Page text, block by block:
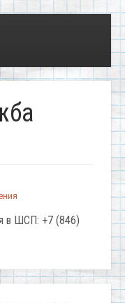
в ШСП: +7 (846)